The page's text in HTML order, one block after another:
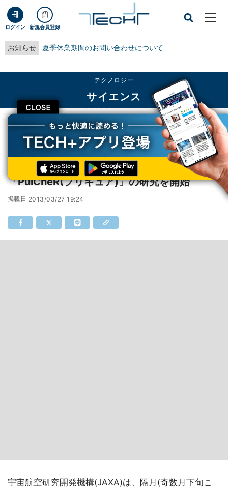
ログイン 新規会員登録
お知らせ 夏季休業期間のお問い合わせについて
CLOSE
テクノロジー
サイエンス
TECH+ テクノロジー
サイエンス
JAXA、低毒性高性能推進薬スラスタ「PulCheR(プリキュア)」の研究を開始
JAXA、低毒性高性能推進薬スラスタ
「PulCheR(プリキュア)」の研究を開始
掲載日 2013/03/27 19:24
宇宙航空研究開発機構(JAXA)は、隔月(奇数月下旬こ